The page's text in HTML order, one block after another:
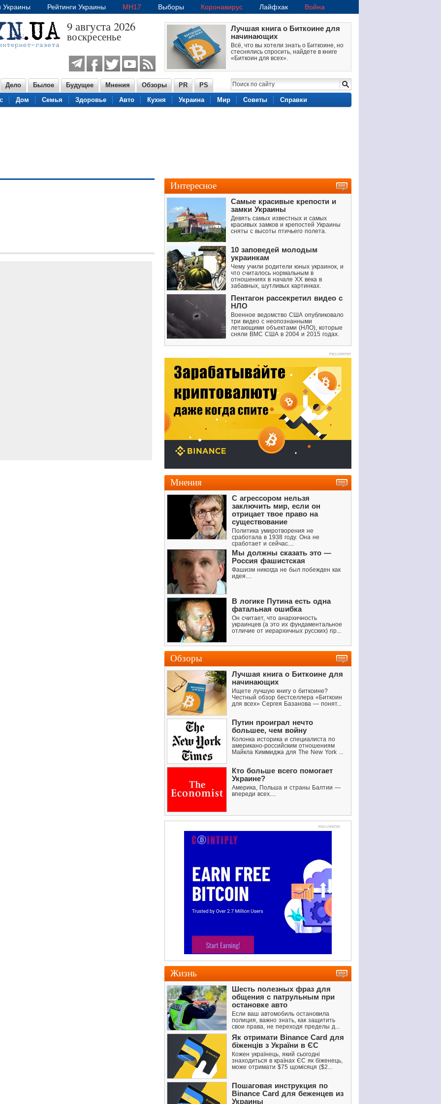
Украины Рейтинги Украины MH17 Выборы Коронавирус Лайфхак Война
9 августа 2026
воскресенье
Лучшая книга о Биткоине для
начинающих
Всё, что вы хотели знать о Биткоине, но
стеснялись спросить, найдете в книге
«Биткоин для всех».
Дело Былое Будущее Мнения Обзоры PR
PS
Дом Семья Здоровье Авто Кухня Украина Мир Советы Справки
Интересное
Самые красивые крепости и
замки Украины
Девять самых известных и самых
красивых замков и крепостей Украины
сняты с высоты птичьего полета.
10 заповедей молодым
украинкам
Чему учили родители юных украинок, и
что считалось нормальным в
отношениях в начале XX века в
забавных, шутливых картинках.
Пентагон рассекретил видео с
НЛО
Военное ведомство США опубликовало
три видео с неопознанными
летающими объектами (НЛО), которые
сняли ВМС США в 2004 и 2015 годах.
Мнения
С агрессором нельзя
заключить мир, если он
отрицает твое право на
существование
Политика умиротворения не
сработала в 1938 году. Она не
сработает и сейчас....
Мы должны сказать это —
Россия фашистская
Фашизм никогда не был побежден как
идея....
В логике Путина есть одна
фатальная ошибка
Он считает, что анархичность
украинцев (а это их фундаментальное
отличие от иерархичных русских) пр...
Обзоры
Лучшая книга о Биткоине для
начинающих
Ищете лучшую книгу о биткоине?
Честный обзор бестселлера «Биткоин
для всех» Сергея Базанова — понят...
Путин проиграл нечто
большее, чем войну
Колонка историка и специалиста по
американо-российским отношениям
Майкла Киммиджа для The New York ...
Кто больше всего помогает
Украине?
Америка, Польша и страны Балтии —
впереди всех....
Жизнь
Шесть полезных фраз для
общения с патрульным при
остановке авто
Если ваш автомобиль остановила
полиция, важно знать, как защитить
свои права, не переходя пределы д...
Як отримати Binance Card для
біженців з України в ЄС
Кожен українець, який сьогодні
знаходиться в країнах ЄС як біженець,
може отримати $75 щомісяця ($2...
Пошаговая инструкция по
Binance Card для беженцев из
Украины